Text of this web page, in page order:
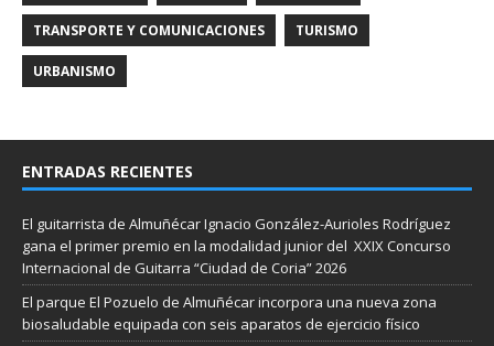
TRANSPORTE Y COMUNICACIONES TURISMO
URBANISMO
ENTRADAS RECIENTES
El guitarrista de Almuñécar Ignacio González-Aurioles Rodríguez
gana el primer premio en la modalidad junior del XXIX Concurso
Internacional de Guitarra “Ciudad de Coria” 2026
El parque El Pozuelo de Almuñécar incorpora una nueva zona
biosaludable equipada con seis aparatos de ejercicio físico